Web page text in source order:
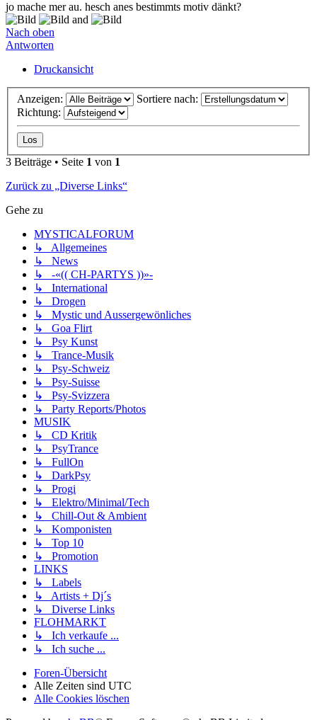
jo mache mer au. hesch anes bestimmts motiv dänkt?
and
Nach oben
Antworten
Druckansicht
Anzeigen:
Sortiere nach:
Richtung:
3 Beiträge • Seite 1 von 1
Zurück zu „Diverse Links“
Gehe zu
MYSTICALFORUM
↳ Allgemeines
↳ News
↳ -«(( CH-PARTYS ))»-
↳ International
↳ Drogen
↳ Mystic und Aussergewönliches
↳ Goa Flirt
↳ Psy Kunst
↳ Trance-Musik
↳ Psy-Schweiz
↳ Psy-Suisse
↳ Psy-Svizzera
↳ Party Reports/Photos
MUSIK
↳ CD Kritik
↳ PsyTrance
↳ FullOn
↳ DarkPsy
↳ Progi
↳ Elektro/Minimal/Tech
↳ Chill-Out & Ambient
↳ Komponisten
↳ Top 10
↳ Promotion
LINKS
↳ Labels
↳ Artists + Dj´s
↳ Diverse Links
FLOHMARKT
↳ Ich verkaufe ...
↳ Ich suche ...
Foren-Übersicht
Alle Zeiten sind UTC
Alle Cookies löschen